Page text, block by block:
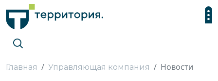
Главная Управляющая компания Новости